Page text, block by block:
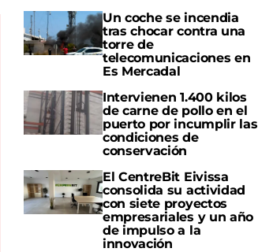
Un coche se incendia
tras chocar contra una
torre de
telecomunicaciones en
Es Mercadal
Intervienen 1.400 kilos
de carne de pollo en el
puerto por incumplir las
condiciones de
conservación
El CentreBit Eivissa
consolida su actividad
con siete proyectos
empresariales y un año
de impulso a la
innovación